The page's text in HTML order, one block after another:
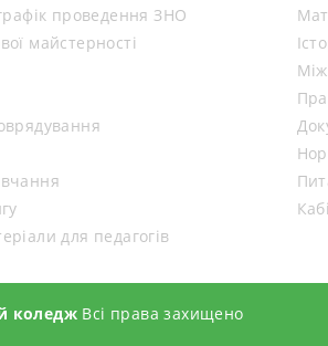
проведення ЗНО
майстерності
для педагогів
коледж Всі права захищено